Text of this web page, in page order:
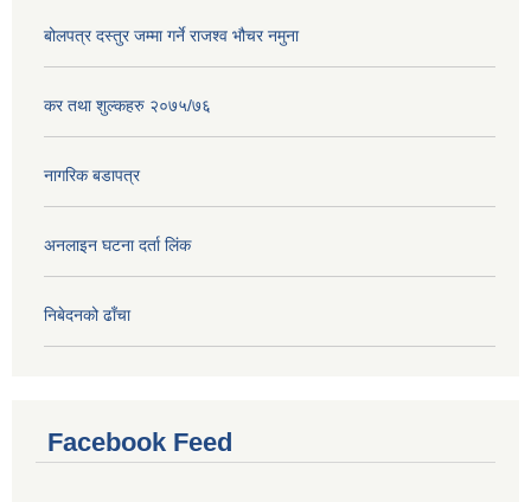
बोलपत्र दस्तुर जम्मा गर्ने राजश्व भौचर नमुना
कर तथा शुल्कहरु २०७५/७६
नागरिक बडापत्र
अनलाइन घटना दर्ता लिंक
निबेदनको ढाँचा
Facebook Feed